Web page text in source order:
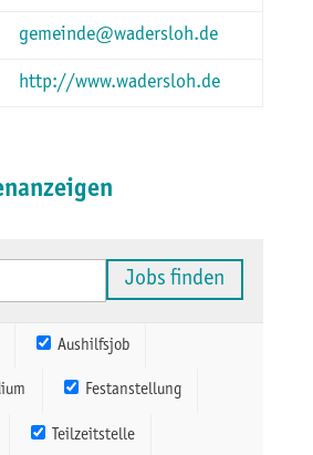
gemeinde@wadersloh.de
http://www.wadersloh.de
Aushilfsjob
Festanstellung
Teilzeitstelle